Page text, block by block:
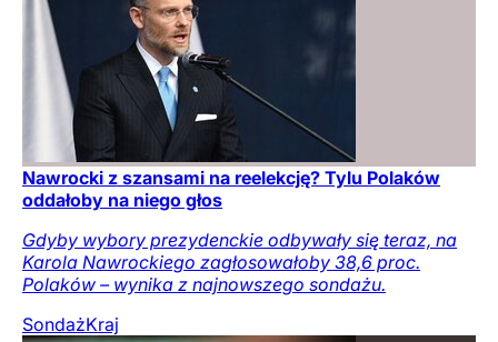
Nawrocki z szansami na reelekcję? Tylu Polaków
oddałoby na niego głos
Gdyby wybory prezydenckie odbywały się teraz, na
Karola Nawrockiego zagłosowałoby 38,6 proc.
Polaków – wynika z najnowszego sondażu.
SondażKraj